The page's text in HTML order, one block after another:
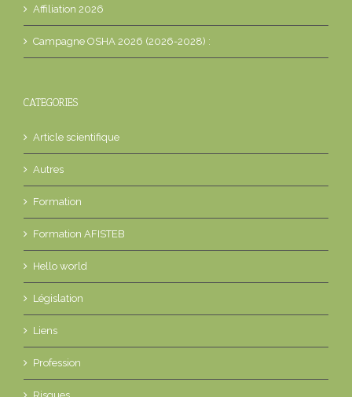
Affiliation 2026
Campagne OSHA 2026 (2026-2028) :
CATEGORIES
Article scientifique
Autres
Formation
Formation AFISTEB
Hello world
Législation
Liens
Profession